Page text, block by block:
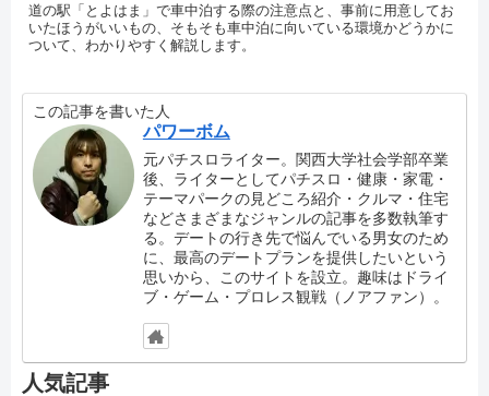
道の駅「とよはま」で車中泊する際の注意点と、事前に用意してお
いたほうがいいもの、そもそも車中泊に向いている環境かどうかに
ついて、わかりやすく解説します。
この記事を書いた人
パワーボム
元パチスロライター。関西大学社会学部卒業
後、ライターとしてパチスロ・健康・家電・
テーマパークの見どころ紹介・クルマ・住宅
などさまざまなジャンルの記事を多数執筆す
る。デートの行き先で悩んでいる男女のため
に、最高のデートプランを提供したいという
思いから、このサイトを設立。趣味はドライ
ブ・ゲーム・プロレス観戦（ノアファン）。
人気記事